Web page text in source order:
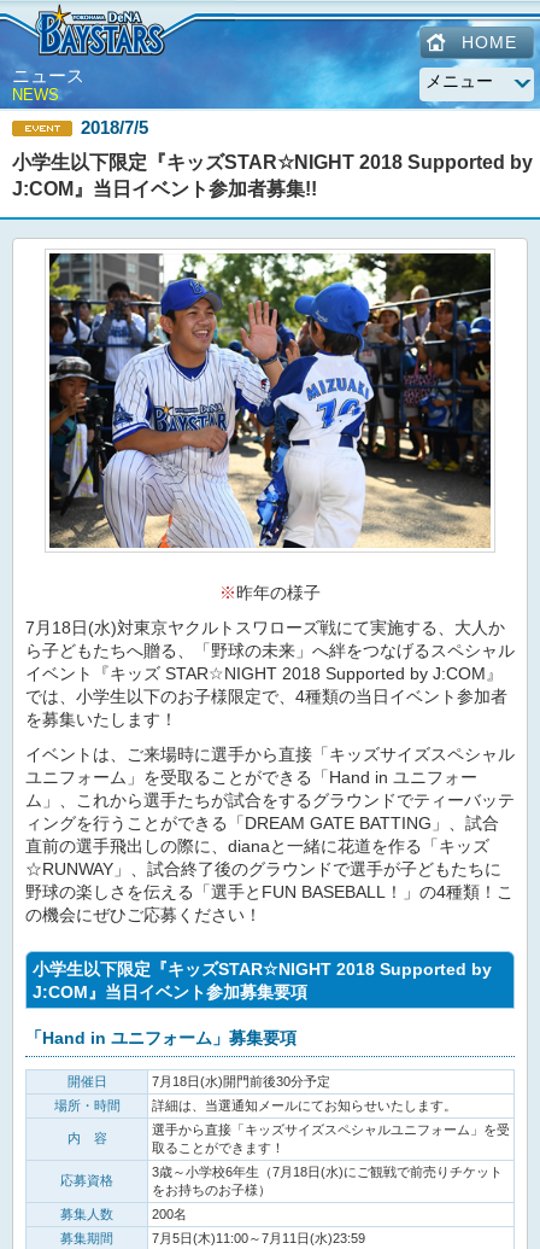
HOME
ニュース
NEWS
2018/7/5
小学生以下限定『キッズSTAR☆NIGHT 2018 Supported by
J:COM』当日イベント参加者募集!!
※昨年の様子
7月18日(水)対東京ヤクルトスワローズ戦にて実施する、大人か
ら子どもたちへ贈る、「野球の未来」へ絆をつなげるスペシャル
イベント『キッズ STAR☆NIGHT 2018 Supported by J:COM』
では、小学生以下のお子様限定で、4種類の当日イベント参加者
を募集いたします！
イベントは、ご来場時に選手から直接「キッズサイズスペシャル
ユニフォーム」を受取ることができる「Hand in ユニフォー
ム」、これから選手たちが試合をするグラウンドでティーバッテ
ィングを行うことができる「DREAM GATE BATTING」、試合
直前の選手飛出しの際に、dianaと一緒に花道を作る「キッズ
☆RUNWAY」、試合終了後のグラウンドで選手が子どもたちに
野球の楽しさを伝える「選手とFUN BASEBALL！」の4種類！こ
の機会にぜひご応募ください！
小学生以下限定『キッズSTAR☆NIGHT 2018 Supported by
J:COM』当日イベント参加募集要項
「Hand in ユニフォーム」募集要項
開催日
7月18日(水)開門前後30分予定
場所・時間
詳細は、当選通知メールにてお知らせいたします。
内 容
選手から直接「キッズサイズスペシャルユニフォーム」を受
取ることができます！
応募資格
3歳～小学校6年生（7月18日(水)にご観戦で前売りチケット
をお持ちのお子様）
募集人数
200名
募集期間
7月5日(木)11:00～7月11日(水)23:59